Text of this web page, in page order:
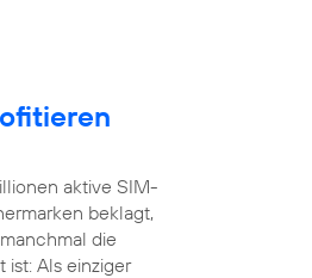
aktive SIM-
beklagt,
die
ist: Als einziger